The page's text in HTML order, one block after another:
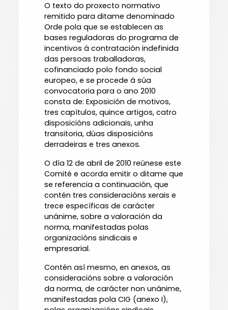
O texto do proxecto normativo
remitido para ditame denominado
Orde pola que se establecen as
bases reguladoras do programa de
incentivos á contratación indefinida
das persoas traballadoras,
cofinanciado polo fondo social
europeo, e se procede á súa
convocatoria para o ano 2010
consta de: Exposición de motivos,
tres capítulos, quince artigos, catro
disposicións adicionais, unha
transitoria, dúas disposicións
derradeiras e tres anexos.
O día 12 de abril de 2010 reúnese este
Comité e acorda emitir o ditame que
se referencia a continuación, que
contén tres consideracións xerais e
trece específicas de carácter
unánime, sobre a valoración da
norma, manifestadas polas
organizacións sindicais e
empresarial.
Contén así mesmo, en anexos, as
consideracións sobre a valoración
da norma, de carácter non unánime,
manifestadas pola CIG (anexo I),